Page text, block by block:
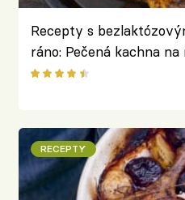
Recepty s
ráno: Pečená kachna
RECEPTY